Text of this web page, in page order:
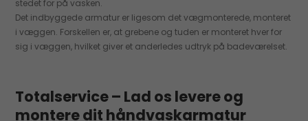
stedet for på vasken.
Det indbyggede armatur er ligesom det vægmonterede, monteret
i væggen. Forskellen er, at grebene og tuden er monteret hver for
sig i væggen, hvilket giver et anderledes udtryk på badeværelset.
Totalservice – Lad os levere og
montere dit håndvaskarmatur